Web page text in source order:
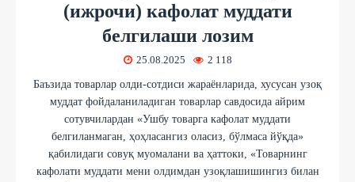
(ижрочи) кафолат муддати
белгилаши лозим
25.08.2025 2 118
Баъзида товарлар олди-сотдиси жараёнларида, хусусан узоқ
муддат фойдаланиладиган товарлар савдосида айрим
сотувчилардан «Ушбу товарга кафолат муддати
белгиланмаган, ҳоҳласангиз оласиз, бўлмаса йўқда»
қабилидаги совуқ муомалани ва ҳаттоки, «Товарнинг
кафолати муддати мени олдимдан узоқлашишингиз билан